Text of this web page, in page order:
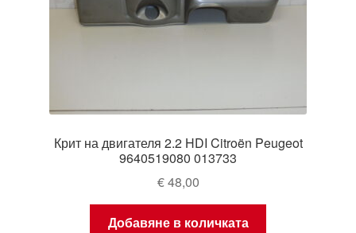
Крит на двигателя 2.2 HDI Citroën Peugeot
9640519080 013733
€48,00
Добавяне в количката